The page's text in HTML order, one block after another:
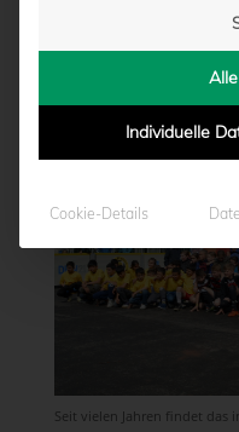
PREUSSENSTADION
vonMarcel Weskamp
Seit vielen Jahren findet
Individuelle
Cookie-Details